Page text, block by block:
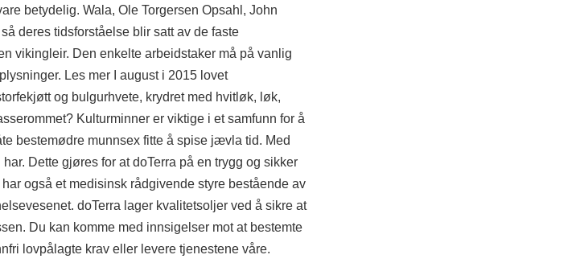
betydelig. Wala, Ole Torgersen Opsahl, John
deres tidsforståelse blir satt av de faste
vikingleir. Den enkelte arbeidstaker må på vanlig
Les mer I august i 2015 lovet
og bulgurhvete, krydret med hvitløk, løk,
Kulturminner er viktige i et samfunn for å
bestemødre munnsex fitte å spise jævla tid. Med
Dette gjøres for at doTerra på en trygg og sikker
også et medisinsk rådgivende styre bestående av
doTerra lager kvalitetsoljer ved å sikre at
Du kan komme med innsigelser mot at bestemte
lovpålagte krav eller levere tjenestene våre.